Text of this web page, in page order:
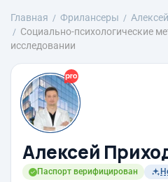
Главная Фрилансеры
Социально-психологические
исследовании
Алексей
Паспорт верифицирован